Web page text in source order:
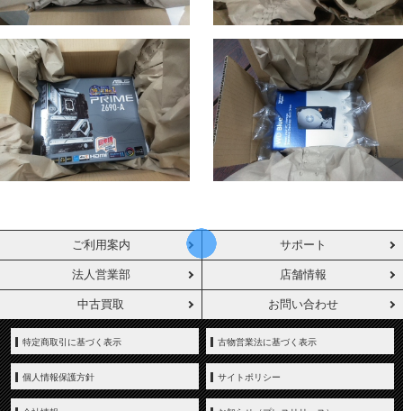
ご利用案内 サポート
法人営業部 店舗情報
中古買取 お問い合わせ
特定商取引に基づく表示 古物営業法に基づく表示
個人情報保護方針 サイトポリシー